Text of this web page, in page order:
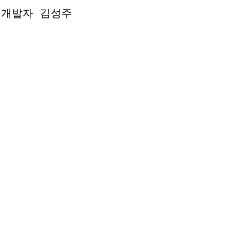
발자 김성주
발자 김성주